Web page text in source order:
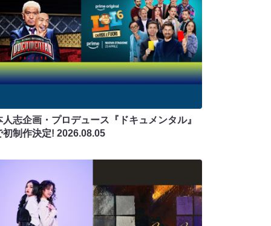
人志企画・プロデュース『ドキュメンタル』
初制作決定! 2026.08.05